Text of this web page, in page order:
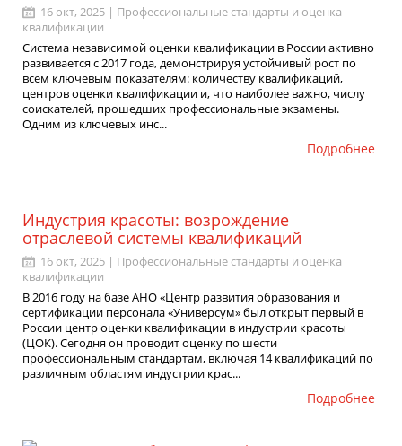
16 окт, 2025 | Профессиональные стандарты и оценка
квалификации
Система независимой оценки квалификации в России активно
развивается с 2017 года, демонстрируя устойчивый рост по
всем ключевым показателям: количеству квалификаций,
центров оценки квалификации и, что наиболее важно, числу
соискателей, прошедших профессиональные экзамены.
Одним из ключевых инс...
Подробнее
Индустрия красоты: возрождение
отраслевой системы квалификаций
16 окт, 2025 | Профессиональные стандарты и оценка
квалификации
В 2016 году на базе АНО «Центр развития образования и
сертификации персонала «Универсум» был открыт первый в
России центр оценки квалификации в индустрии красоты
(ЦОК). Сегодня он проводит оценку по шести
профессиональным стандартам, включая 14 квалификаций по
различным областям индустрии крас...
Подробнее